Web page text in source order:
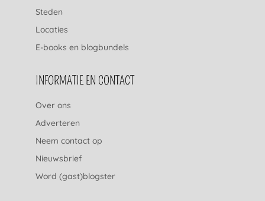
Steden
Locaties
E-books en blogbundels
INFORMATIE EN CONTACT
Over ons
Adverteren
Neem contact op
Nieuwsbrief
Word (gast)blogster